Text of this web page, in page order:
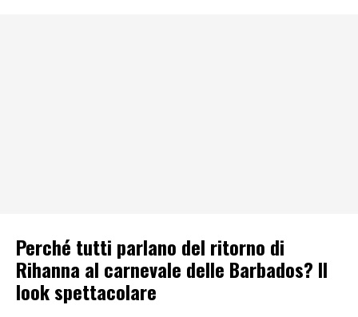
Perché tutti parlano del ritorno di
Rihanna al carnevale delle Barbados? Il
look spettacolare